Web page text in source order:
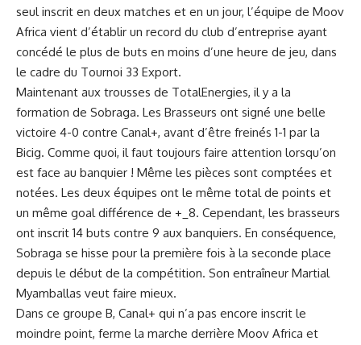
seul inscrit en deux matches et en un jour, l’équipe de Moov
Africa vient d’établir un record du club d’entreprise ayant
concédé le plus de buts en moins d’une heure de jeu, dans
le cadre du Tournoi 33 Export.
Maintenant aux trousses de TotalEnergies, il y a la
formation de Sobraga. Les Brasseurs ont signé une belle
victoire 4-0 contre Canal+, avant d’être freinés 1-1 par la
Bicig. Comme quoi, il faut toujours faire attention lorsqu’on
est face au banquier ! Même les pièces sont comptées et
notées. Les deux équipes ont le même total de points et
un même goal différence de +_8. Cependant, les brasseurs
ont inscrit 14 buts contre 9 aux banquiers. En conséquence,
Sobraga se hisse pour la première fois à la seconde place
depuis le début de la compétition. Son entraîneur Martial
Myamballas veut faire mieux.
Dans ce groupe B, Canal+ qui n’a pas encore inscrit le
moindre point, ferme la marche derrière Moov Africa et